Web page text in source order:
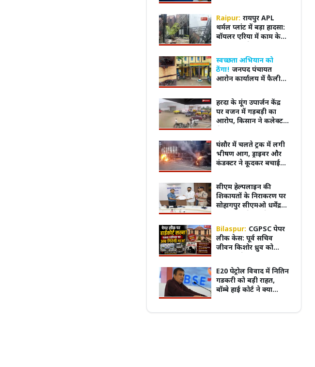
परमाणु हमले से लेकर जमैका की आजादी
गुरुवार का दिन रहेगा खास! इन राशि
वालों को मिल सकती है बड़ी खुशखबरी
इंडियन ऑर्गन डोनेशन-डे, एक 'हां' बचा सकती है
कई जिंदगियां, मध्यप्रदेश में हजारों मरीज अंगदान
से बाहर हुए; एक साथ तीन चुनाव हारने का
विधायकों की किडनैपिंग के बाद सीएम बने डीपी
मिश्र
है नियम
Raipur: रायपुर APL
थर्मल प्लांट में बड़ा हादसा:
बॉयलर एरिया में काम के
स्वच्छता अभियान को
ठेंगा! जनपद पंचायत
आरोन कार्यालय में फैली
थूकदान
हरदा के मूंग उपार्जन केंद्र
पर वजन में गड़बड़ी का
आरोप, किसान ने कलेक्टर
घंसौर में चलते ट्रक में लगी
भीषण आग, ड्राइवर और
कंडक्टर ने कूदकर बचाई
सीएम हेल्पलाइन की
शिकायतों के निराकरण पर
सोहागपुर सीएमओ धर्मेंद्र
सम्मानित
Bilaspur: CGPSC पेपर
लीक केस: पूर्व सचिव
जीवन किशोर ध्रुव को
जमानत खारिज
E20 पेट्रोल विवाद में नितिन
गडकरी को बड़ी राहत,
बॉम्बे हाई कोर्ट ने क्या